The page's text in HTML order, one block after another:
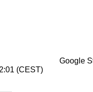
Google
(CEST)